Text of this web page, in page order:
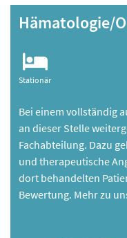
Hämatologie/
Stationär
Bei einem vollständig
an dieser Stelle
Fachabteilung. Dazu
und therapeutische
dort behandelten
Bewertung. Mehr zu